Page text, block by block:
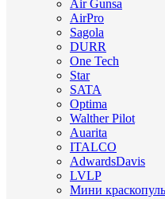
Air Gunsa
AirPro
Sagola
DURR
One Tech
Star
SATA
Optima
Walther Pilot
Auarita
ITALCO
AdwardsDavis
LVLP
Мини